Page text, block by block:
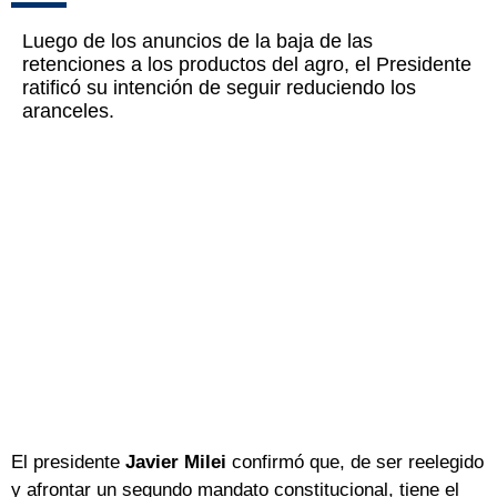
Luego de los anuncios de la baja de las
retenciones a los productos del agro, el Presidente
ratificó su intención de seguir reduciendo los
aranceles.
El presidente Javier Milei confirmó que, de ser reelegido
y afrontar un segundo mandato constitucional, tiene el